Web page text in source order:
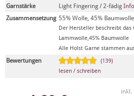
Garnstärke
Light Fingering / 2-fädig Info
Zusammensetzung 55% Wolle, 45% Baumwolle
Der Hersteller beschreibt das
Lammwolle,45% Baumwolle
Alle Holst Garne stammen
Bewertungen
(139)
lesen / schreiben
inkl.